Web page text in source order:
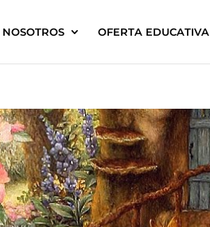
NOSOTROS OFERTA EDUCATIVA